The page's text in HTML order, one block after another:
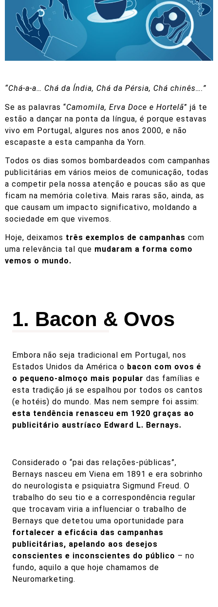
“Chá-a-a… Chá da Índia, Chá da Pérsia, Chá chinês….”
Se as palavras “Camomila, Erva Doce e Hortelã” já te
estão a dançar na ponta da língua, é porque estavas
vivo em Portugal, algures nos anos 2000, e não
escapaste a esta campanha da Yorn.
Todos os dias somos bombardeados com campanhas
publicitárias em vários meios de comunicação, todas
a competir pela nossa atenção e poucas são as que
ficam na memória coletiva. Mais raras são, ainda, as
que causam um impacto significativo, moldando a
sociedade em que vivemos.
Hoje, deixamos três exemplos de campanhas com
uma relevância tal que mudaram a forma como
vemos o mundo.
1. Bacon & Ovos
Embora não seja tradicional em Portugal, nos
Estados Unidos da América o bacon com ovos é
o pequeno-almoço mais popular das famílias e
esta tradição já se espalhou por todos os cantos
(e hotéis) do mundo. Mas nem sempre foi assim:
esta tendência renasceu em 1920 graças ao
publicitário austríaco Edward L. Bernays.
Considerado o “pai das relações-públicas”,
Bernays nasceu em Viena em 1891 e era sobrinho
do neurologista e psiquiatra Sigmund Freud. O
trabalho do seu tio e a correspondência regular
que trocavam viria a influenciar o trabalho de
Bernays que detetou uma oportunidade para
fortalecer a eficácia das campanhas
publicitárias, apelando aos desejos
conscientes e inconscientes do público – no
fundo, aquilo a que hoje chamamos de
Neuromarketing.